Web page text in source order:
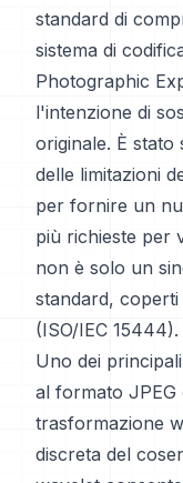
standard di
sistema di
Photographic
l'intenzione di
originale. È
delle limitazioni
per fornire un
più richieste per
non è solo un
standard, coperti
(ISO/IEC 15444).
Uno dei
al formato JPEG
trasformazione
discreta del